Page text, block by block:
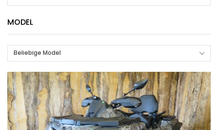
MODEL
Beliebige Model